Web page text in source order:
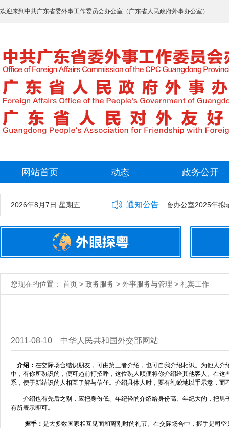
欢迎来到中共广东省委外事工作委员会办公室（广东省人民政府外事办公室）
网站首页 动态 政务公开
2026年8月7日 星期五 通知公告
中共广东省委外事工作委员会办公室2025年拟
您现在的位置： 首页 > 政务服务 > 外事服务与管理 > 礼宾工作
2011-08-10 中华人民共和国外交部网站
介绍： 在交际场合结识朋友，可由第三者介绍，也可自我介绍相识。为他人
中，有你所熟识的，便可趋前打招呼，这位熟人顺便将你介绍给其他客人。在
系，便于新结识的人相互了解与信任。介绍具体人时，要有礼貌地以手示意，而
介绍也有先后之别，应把身份低、年纪轻的介绍给身份高、年纪大的，把男
有所表示即可。
握手： 是大多数国家相互见面和离别时的礼节。在交际场合中，握手是司